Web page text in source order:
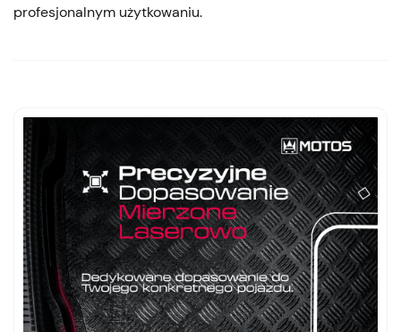
profesjonalnym użytkowaniu.